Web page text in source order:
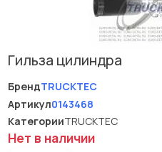
Гильза цилиндра
БрендTRUCKTEC
Артикул0143468
КатегорииTRUCKTEC
Нет в наличии